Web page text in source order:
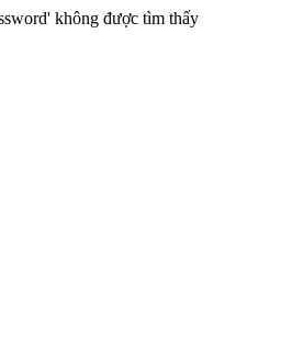
không được tìm thấy